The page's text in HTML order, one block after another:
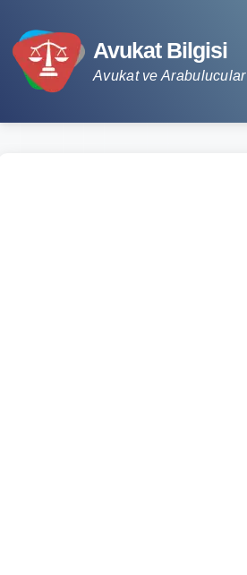
Avukat Bilgisi
Avukat ve Arabulucular